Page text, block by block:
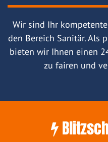
Wir sind Ihr
den Bereich Sanitär. Als
bieten wir Ihnen einen
zu fairen und